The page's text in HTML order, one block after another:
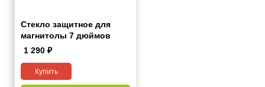
Стекло защитное для
магнитолы 7 дюймов
1 290 ₽
Купить